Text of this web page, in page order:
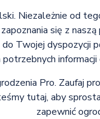
Niezależnie od
się z
Twojej
Pro. Zaufaj
tutaj, aby
zapewnić